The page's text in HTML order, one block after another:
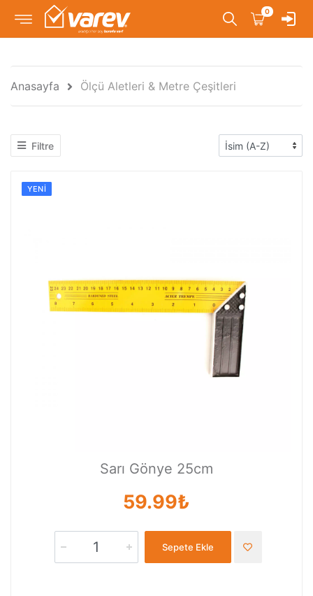
0
Anasayfa Ölçü Aletleri & Metre Çeşitleri
Filtre
YENI
Sarı Gönye 25cm
59.99₺
Sepete Ekle